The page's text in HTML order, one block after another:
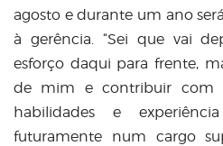
agosto e durante um ano
à gerência. “Sei que vai
esforço daqui para frente,
de mim e contribuir com
habilidades e
futuramente num cargo